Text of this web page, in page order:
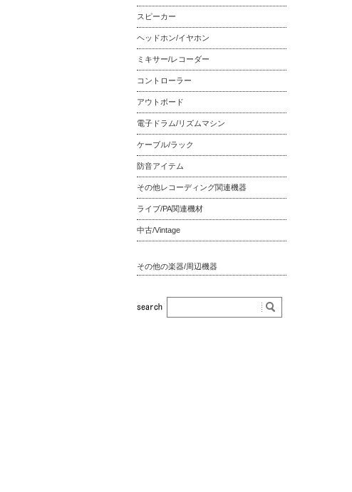
スピーカー
ヘッドホン/イヤホン
ミキサー/レコーダー
コントローラー
アウトボード
電子ドラム/リズムマシン
ケーブル/ラック
防音アイテム
その他レコーディング関連機器
ライブ/PA関連機材
中古/Vintage
その他の楽器/周辺機器